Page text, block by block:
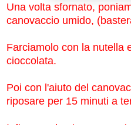
Una volta sfornato,
canovaccio umido,
Farciamolo con la nutella
cioccolata.
Poi con l'aiuto del
riposare per 15 minuti a